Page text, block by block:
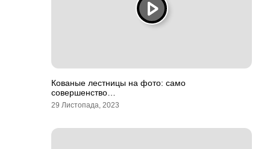
Кованые лестницы на фото: само
совершенство…
29 Листопада, 2023